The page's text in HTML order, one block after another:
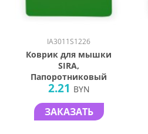
IA3011S1226
Коврик для мышки
SIRA,
Папоротниковый
2.21 BYN
ЗАКАЗАТЬ